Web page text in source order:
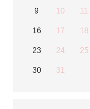
9 10 11
16 17 18
23 24 25
30 31